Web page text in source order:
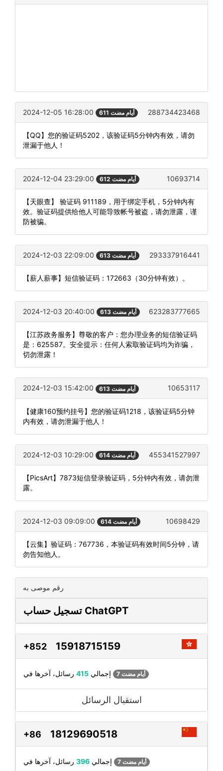
2024-12-05 16:28:00 611 أيام مضت 288734423468
【QQ】您的验证码5202，该验证码5分钟内有效，请勿
泄漏于他人！
2024-12-04 23:29:00 612 أيام مضت 10693714
【天眼查】 验证码 911189，用于绑定手机，5分钟内有
效。验证码提供给他人可能导致帐号被盗，请勿泄露，谨
防被骗。
2024-12-03 22:09:00 613 أيام مضت 293337916441
【薪人薪事】短信验证码：172663（30分钟有效）。
2024-12-03 20:40:00 613 أيام مضت 623283777665
【江苏政务服务】尊敬的客户：您办理业务的短信验证码
是：625587。安全提示：任何人索取验证码均为诈骗，
切勿泄露！
2024-12-03 15:42:00 613 أيام مضت 10653117
【健康160预约挂号】您的验证码1218，该验证码5分钟
内有效，请勿泄漏于他人！
2024-12-03 10:29:00 614 أيام مضت 455341527997
【PicsArt】7873短信登录验证码，5分钟内有效，请勿泄
露。
2024-12-03 09:09:00 614 أيام مضت 10698429
【云集】验证码：767736，本验证码有效时间5分钟，请
勿告知他人。
رقم موصى به
تسجيل حساب ChatGPT
+852 15918715159
إجمالي 415 7 أيام مضت
استقبال الرسائل
+86 18129690518
إجمالي 396 7 أيام مضت